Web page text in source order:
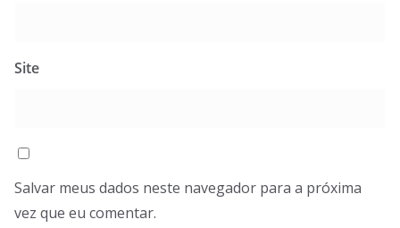
Site
Salvar meus dados neste navegador para a próxima
vez que eu comentar.